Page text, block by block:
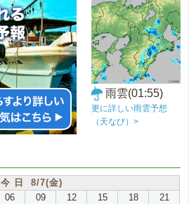
雨雲(01:55)
更に詳しい雨雲予想
（天なび）>
今 日 8/7(金)
06 09 12 15 18 21